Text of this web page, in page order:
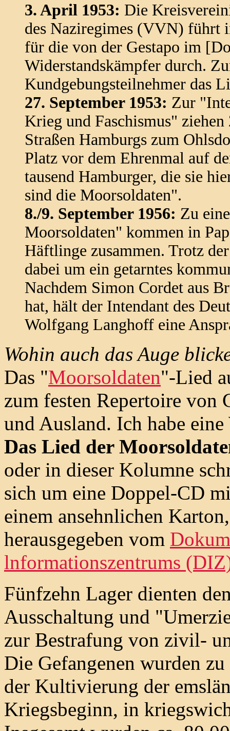
3. April 1953: Die
des Naziregimes (VVN) führt
für die von der Gestapo im
Widerstandskämpfer durch.
Kundgebungsteilnehmer das
27. September 1953: Zur
Krieg und Faschismus"
Straßen Hamburgs zum
Platz vor dem Ehrenmal auf
tausend Hamburger, die sie
sind die Moorsoldaten".
8./9. September 1956: Zu
Moorsoldaten" kommen in
Häftlinge zusammen. Trotz
dabei um ein getarntes
Nachdem Simon Cordet aus
hat, hält der Intendant des
Wolfgang Langhoff eine
Wohin auch das Auge
Das "Moorsoldaten"-Lied
zum festen Repertoire von
und Ausland. Ich habe
Das Lied der
oder in dieser Kolumne
sich um eine Doppel-CD
einem ansehnlichen
herausgegeben vom
lnformationszentrums
Fünfzehn Lager dienten
Ausschaltung und
zur Bestrafung von zivil-
Die Gefangenen wurden
der Kultivierung der
Kriegsbeginn, in